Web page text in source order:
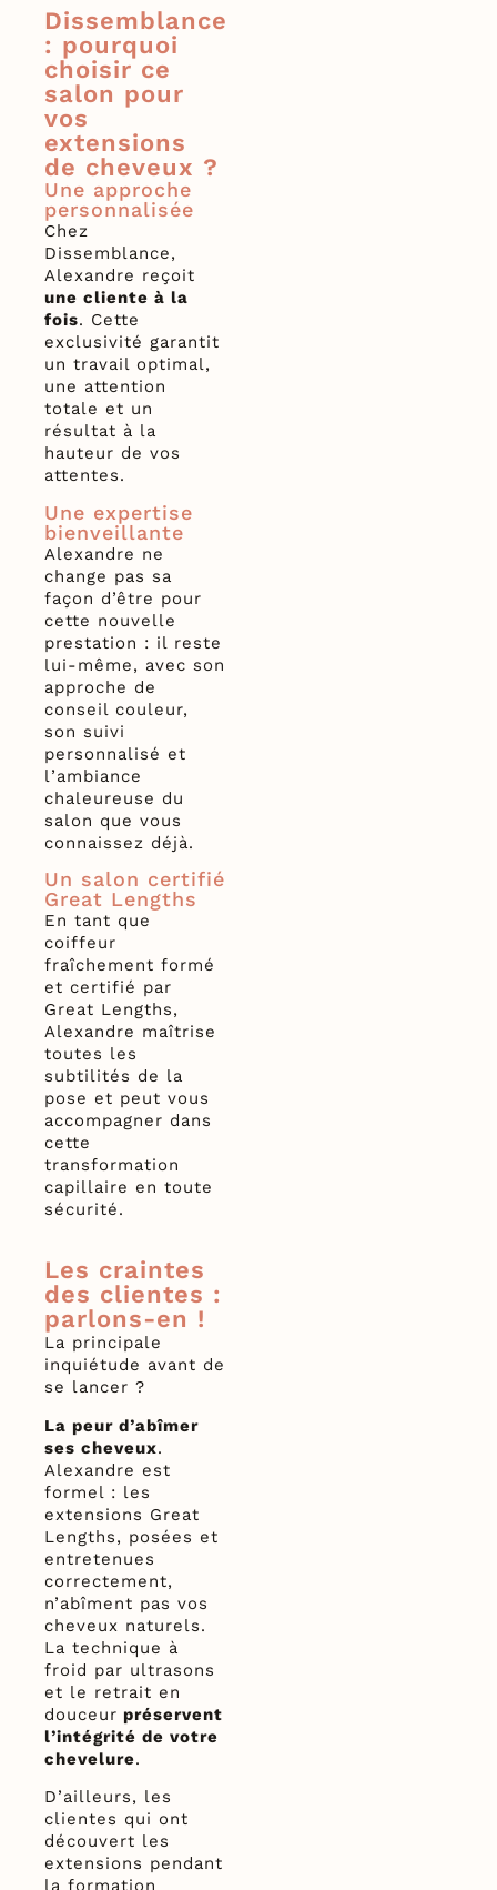
Dissemblance
: pourquoi
choisir ce
salon pour
vos
extensions
de cheveux ?
Une approche
personnalisée
Chez
Dissemblance,
Alexandre reçoit
une cliente à la
fois. Cette
exclusivité garantit
un travail optimal,
une attention
totale et un
résultat à la
hauteur de vos
attentes.
Une expertise
bienveillante
Alexandre ne
change pas sa
façon d’être pour
cette nouvelle
prestation : il reste
lui-même, avec son
approche de
conseil couleur,
son suivi
personnalisé et
l’ambiance
chaleureuse du
salon que vous
connaissez déjà.
Un salon certifié
Great Lengths
En tant que
coiffeur
fraîchement formé
et certifié par
Great Lengths,
Alexandre maîtrise
toutes les
subtilités de la
pose et peut vous
accompagner dans
cette
transformation
capillaire en toute
sécurité.
Les craintes
des clientes :
parlons-en !
La principale
inquiétude avant de
se lancer ?
La peur d’abîmer
ses cheveux.
Alexandre est
formel : les
extensions Great
Lengths, posées et
entretenues
correctement,
n’abîment pas vos
cheveux naturels.
La technique à
froid par ultrasons
et le retrait en
douceur préservent
l’intégrité de votre
chevelure.
D’ailleurs, les
clientes qui ont
découvert les
extensions pendant
la formation